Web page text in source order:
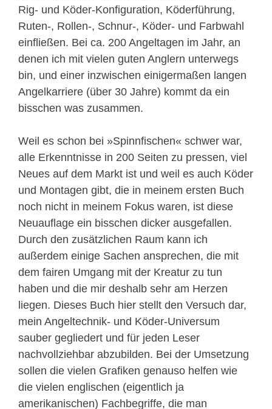
Rig- und Köder-Konfiguration, Köderführung,
Ruten-, Rollen-, Schnur-, Köder- und Farbwahl
einfließen. Bei ca. 200 Angeltagen im Jahr, an
denen ich mit vielen guten Anglern unterwegs
bin, und einer inzwischen einigermaßen langen
Angelkarriere (über 30 Jahre) kommt da ein
bisschen was zusammen.
Weil es schon bei »Spinnfischen« schwer war,
alle Erkenntnisse in 200 Seiten zu pressen, viel
Neues auf dem Markt ist und weil es auch Köder
und Montagen gibt, die in meinem ersten Buch
noch nicht in meinem Fokus waren, ist diese
Neuauflage ein bisschen dicker ausgefallen.
Durch den zusätzlichen Raum kann ich
außerdem einige Sachen ansprechen, die mit
dem fairen Umgang mit der Kreatur zu tun
haben und die mir deshalb sehr am Herzen
liegen. Dieses Buch hier stellt den Versuch dar,
mein Angeltechnik- und Köder-Universum
sauber gegliedert und für jeden Leser
nachvollziehbar abzubilden. Bei der Umsetzung
sollen die vielen Grafiken genauso helfen wie
die vielen englischen (eigentlich ja
amerikanischen) Fachbegriffe, die man